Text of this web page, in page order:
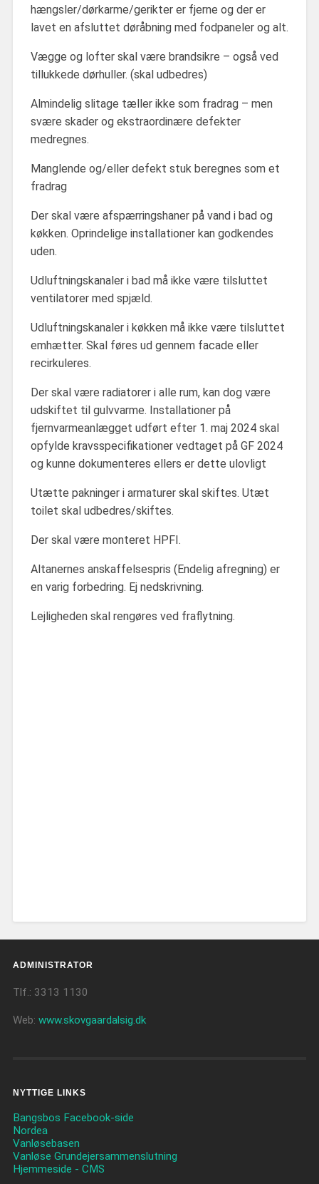
hængsler/dørkarme/gerikter er fjerne og der er
lavet en afsluttet døråbning med fodpaneler og alt.
Vægge og lofter skal være brandsikre – også ved
tillukkede dørhuller. (skal udbedres)
Almindelig slitage tæller ikke som fradrag – men
svære skader og ekstraordinære defekter
medregnes.
Manglende og/eller defekt stuk beregnes som et
fradrag
Der skal være afspærringshaner på vand i bad og
køkken. Oprindelige installationer kan godkendes
uden.
Udluftningskanaler i bad må ikke være tilsluttet
ventilatorer med spjæld.
Udluftningskanaler i køkken må ikke være tilsluttet
emhætter. Skal føres ud gennem facade eller
recirkuleres.
Der skal være radiatorer i alle rum, kan dog være
udskiftet til gulvvarme. Installationer på
fjernvarmeanlægget udført efter 1. maj 2024 skal
opfylde kravsspecifikationer vedtaget på GF 2024
og kunne dokumenteres ellers er dette ulovligt
Utætte pakninger i armaturer skal skiftes. Utæt
toilet skal udbedres/skiftes.
Der skal være monteret HPFI.
Altanernes anskaffelsespris (Endelig afregning) er
en varig forbedring. Ej nedskrivning.
Lejligheden skal rengøres ved fraflytning.
ADMINISTRATOR
Tlf.: 3313 1130
Web: www.skovgaardalsig.dk
NYTTIGE LINKS
Bangsbos Facebook-side
Nordea
Vanløsebasen
Vanløse Grundejersammenslutning
Hjemmeside - CMS